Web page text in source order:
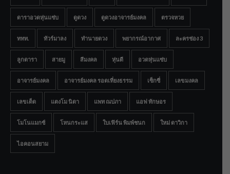
ดาราอวดหุ่นแซ่บ ดูดวง ดูดวงอาจารย์มงคล ตรวจหวย
ททท. ทัวร์มาลง ทำนายดวง พยากรณ์อากาศ ละครช่อง 3
ลูกดารา สายมู สีมงคล หุ่นดี อวดหุ่นแซ่บ
อาจารย์มงคล อาจารย์มงคล รอดเที่ยงธรรม เซ็กซี่ เลขมงคล
เลขเด็ด แตงโม นิดา แพท ณปภา แอฟ ทักษอร
โมโนแมกซ์ โหนกระแส ใบเฟิร์น พิมพ์ชนก ใหม่ ดาวิกา
ไอคอนสยาม